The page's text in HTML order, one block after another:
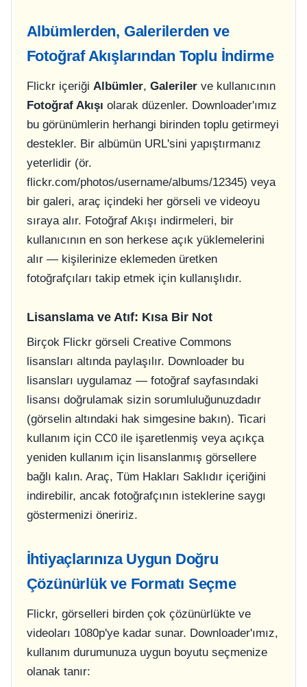
Albümlerden, Galerilerden ve
Fotoğraf Akışlarından Toplu İndirme
Flickr içeriği Albümler, Galerilerve kullanıcının
Fotoğraf Akışı olarak düzenler. Downloader'ımız
bu görünümlerin herhangi birinden toplu getirmeyi
destekler. Bir albümün URL'sini yapıştırmanız
yeterlidir (ör.
flickr.com/photos/username/albums/12345) veya
bir galeri, araç içindeki her görseli ve videoyu
sıraya alır. Fotoğraf Akışı indirmeleri, bir
kullanıcının en son herkese açık yüklemelerini
alır — kişilerinize eklemeden üretken
fotoğrafçıları takip etmek için kullanışlıdır.
Lisanslama ve Atıf: Kısa Bir Not
Birçok Flickr görseli Creative Commons
lisansları altında paylaşılır. Downloader bu
lisansları uygulamaz — fotoğraf sayfasındaki
lisansı doğrulamak sizin sorumluluğunuzdadır
(görselin altındaki hak simgesine bakın). Ticari
kullanım için CC0 ile işaretlenmiş veya açıkça
yeniden kullanım için lisanslanmış görsellere
bağlı kalın. Araç, Tüm Hakları Saklıdır içeriğini
indirebilir, ancak fotoğrafçının isteklerine saygı
göstermenizi öneririz.
İhtiyaçlarınıza Uygun Doğru
Çözünürlük ve Formatı Seçme
Flickr, görselleri birden çok çözünürlükte ve
videoları 1080p'ye kadar sunar. Downloader'ımız,
kullanım durumunuza uygun boyutu seçmenize
olanak tanır: